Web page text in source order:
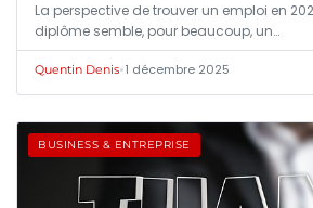
La perspective de trouver un emploi en
diplôme semble, pour beaucoup, un…
Quentin Denis•1 décembre 2025
BUSINESS & ENTREPRISE